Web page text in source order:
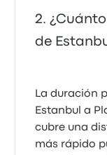
de
La duración
Estanbul a
cubre una
más rápido